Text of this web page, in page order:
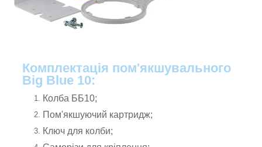
Комплектація пом'якшувального
Big Blue 10:
Колба ББ10;
Пом'якшуючий картридж;
Ключ для колби;